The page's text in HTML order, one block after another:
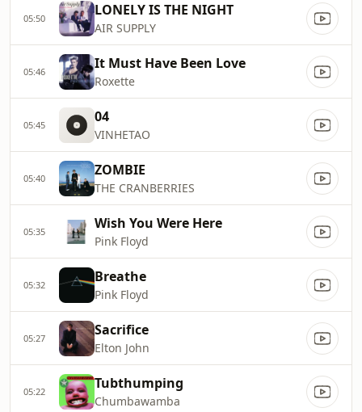
05:50 LONELY IS THE NIGHT
AIR SUPPLY
05:46 It Must Have Been Love
Roxette
05:45 04
VINHETAO
05:40 ZOMBIE
THE CRANBERRIES
05:35 Wish You Were Here
Pink Floyd
05:32 Breathe
Pink Floyd
05:27 Sacrifice
Elton John
05:22 Tubthumping
Chumbawamba